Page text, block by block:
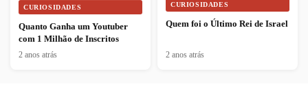
CURIOSIDADES
Quanto Ganha um Youtuber
com 1 Milhão de Inscritos
2 anos atrás
CURIOSIDADES
Quem foi o Último Rei de Israel
2 anos atrás